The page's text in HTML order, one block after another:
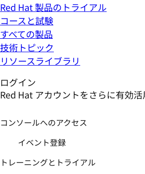
Red Hat 製品のトライアル
コースと試験
すべての製品
技術トピック
リソースライブラリ
ログイン
Red Hat アカウントをさらに有効活
コンソールへのアクセス
イベント登録
トレーニングとトライアル